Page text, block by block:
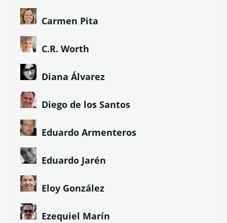
Carmen Pita
C.R. Worth
Diana Álvarez
Diego de los Santos
Eduardo Armenteros
Eduardo Jarén
Eloy González
Ezequiel Marín